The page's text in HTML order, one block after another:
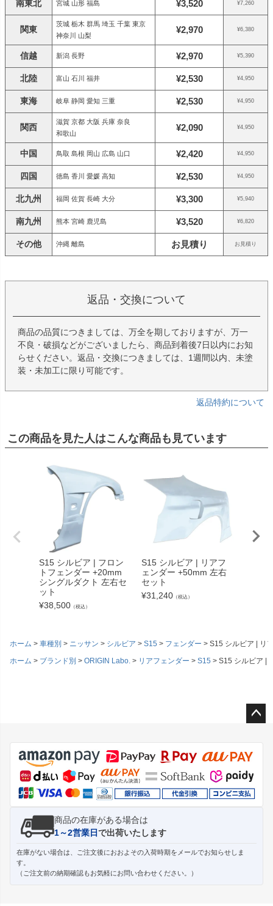
南東北 宮城 山形 福島 ¥3,520 ¥7,260
関東
茨城 栃木 群馬 埼玉 千葉 東京
神奈川 山梨
¥2,970 ¥6,380
信越 新潟 長野 ¥2,970 ¥5,390
北陸 富山 石川 福井 ¥2,530 ¥4,950
東海 岐阜 静岡 愛知 三重 ¥2,530 ¥4,950
関西
滋賀 京都 大阪 兵庫 奈良
和歌山
¥2,090 ¥4,950
中国 鳥取 島根 岡山 広島 山口 ¥2,420 ¥4,950
四国 徳島 香川 愛媛 高知 ¥2,530 ¥4,950
北九州 福岡 佐賀 長崎 大分 ¥3,300 ¥5,940
南九州 熊本 宮崎 鹿児島 ¥3,520 ¥6,820
その他 沖縄 離島 お見積り お見積り
返品・交換について
商品の品質につきましては、万全を期しておりますが、万一
不良・破損などがございましたら、商品到着後7日以内にお知
らせください。返品・交換につきましては、1週間以内、未塗
装・未加工に限り可能です。
返品特約について
この商品を見た人はこんな商品も見ています
S15 シルビア | フロン
トフェンダー +20mm
シングルダクト 左右セ
ット
¥38,500 （税込）
S15 シルビア | リアフ
ェンダー +50mm 左右
セット
¥31,240 （税込）
ホーム 車種別 ニッサン シルビア S15 フェンダー
S15 シルビア | リ
ホーム
ブランド別 ORIGIN Labo. リアフェンダー S15 S15 シルビア |
ジト
ップ
へ
商品の在庫がある場合は
1～2営業日で出荷いたします
在庫がない場合は、ご注文後におおよその入荷時期をメールでお知らせしま
す。
（ご注文前の納期確認もお気軽にお問い合わせください。）